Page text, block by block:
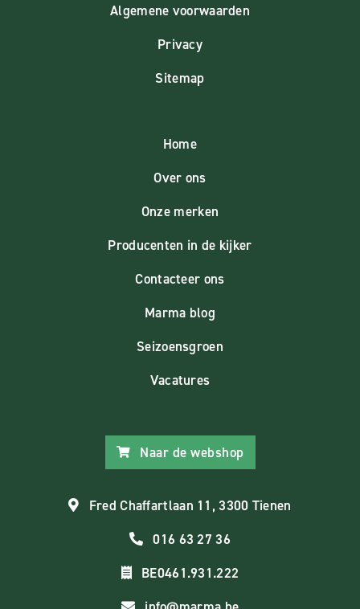
Algemene voorwaarden
Privacy
Sitemap
Home
Over ons
Onze merken
Producenten in de kijker
Contacteer ons
Marma blog
Seizoensgroen
Vacatures
Naar de webshop
Fred Chaffartlaan 11, 3300 Tienen
016 63 27 36
BE0461.931.222